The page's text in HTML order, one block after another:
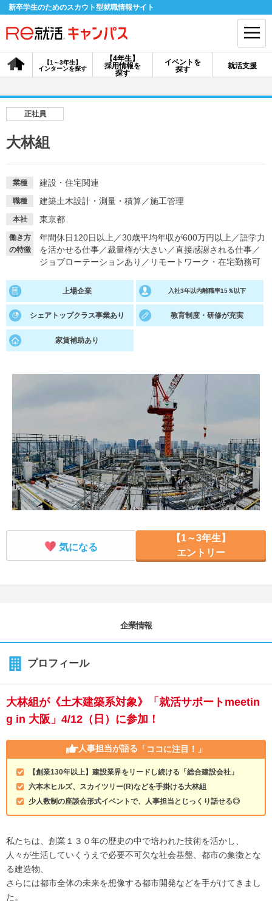
新卒学生のためのスカウト型就職情報サイト
【4年生】
採用情報を
探す
【1～3年生】
インターンを探す
イベントを
探す
就活支援
会員登録 ログイン
採用情報を探す
イベントを探す
就活ノウハウ・サポート
就活支援
就活ノウハウが満載！
就活コラム
お役立ち記事・相談室など
適職診断
就活時事ニュースを更新
よくある質問
不明点があればこちら
正社員
大林組
業種 建設・住宅関連
職種 建築土木設計・測量・積算／施工管理
本社 東京都
働き方
の特徴
年間休日120日以上 ／30歳平均年収が600万円以上 ／語学力
を活かせる仕事／裁量権が大きい／直接感謝される仕事／
ジョブローテーションあり ／ リモートワーク・在宅勤務可
上場企業 入社3年以内離職率15％以下
シェアトップクラス事業あり 教育制度・研修が充実
家賃補助あり
気になる
【1～3年生】
エントリー
企業情報
プロフィール
大林組が《土木建築系対象》「就活サポートmeetin
g in 大阪」4/12（日）に参加！
人事担当が語る 「ココに注目！」
【創業130年以上】建設業界をリードし続ける「総合建設会社」
六本木ヒルズ、スカイツリー(R)などを手掛ける大林組
少人数制の座談会形式イベントで、人事担当とじっくり話せる◎
私たちは、創業１３０年の歴史の中で培われた技術を活かし、
人々が生活していくうえで必要不可欠な社会基盤、都市の象徴とな
る建造物、
さらには都市全体の未来を想像する都市開発などを手がけてきまし
た。